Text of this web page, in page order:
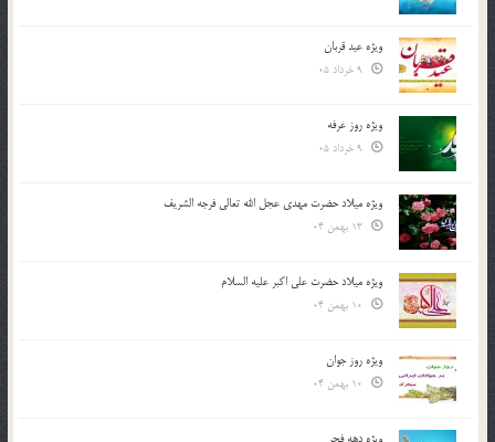
ویژه عید قربان
ویژه روز عرفه
ویژه میلاد حضرت مهدی عجل الله تعالی فرجه الشريف
ویژه میلاد حضرت علی اکبر علیه السلام
ویژه روز جوان